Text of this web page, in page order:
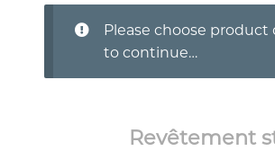
Please choose product
to continue…
Revêtement